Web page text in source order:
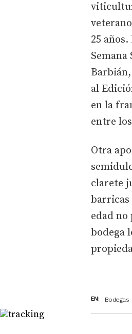
EN: Bodegas
25
al
en la
entre
Otra
clarete
barricas
edad no
bodega